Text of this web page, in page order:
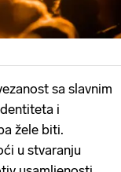
sa slavnim
i
žele biti.
u stvaranju